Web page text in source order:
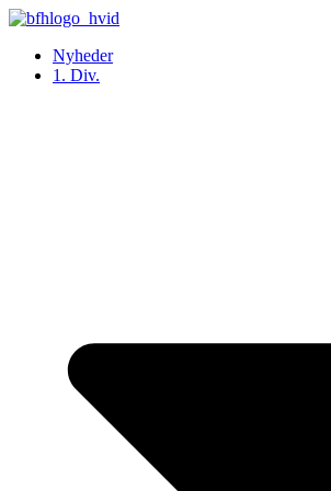
Videre
indholdNyheder
1. Div.